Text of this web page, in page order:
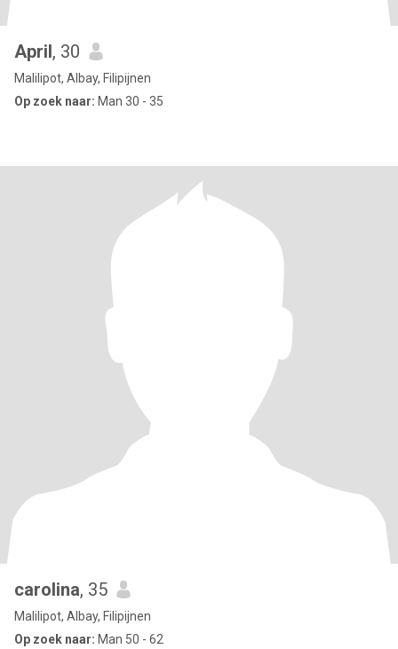
April, 30
Malilipot, Albay, Filipijnen
Op zoek naar: Man 30 - 35
carolina, 35
Malilipot, Albay, Filipijnen
Op zoek naar: Man 50 - 62